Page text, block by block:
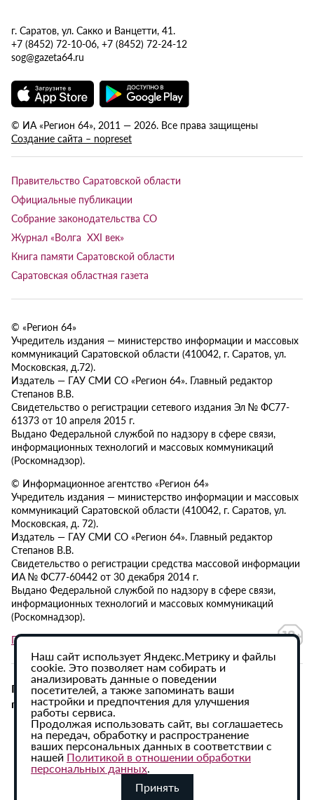
г. Саратов, ул. Сакко и Ванцетти, 41.
+7 (8452) 72-10-06, +7 (8452) 72-24-12
sog@gazeta64.ru
© ИА «Регион 64», 2011 — 2026. Все права защищены
Создание сайта – nopreset
Правительство Саратовской области
Официальные публикации
Собрание законодательства СО
Журнал «Волга XXI век»
Книга памяти Саратовской области
Саратовская областная газета
© «Регион 64»
Учредитель издания — министерство информации и массовых
коммуникаций Саратовской области (410042, г. Саратов, ул.
Московская, д.72).
Издатель — ГАУ СМИ СО «Регион 64». Главный редактор
Степанов В.В.
Свидетельство о регистрации сетевого издания Эл № ФС77-
61373 от 10 апреля 2015 г.
Выдано Федеральной службой по надзору в сфере связи,
информационных технологий и массовых коммуникаций
(Роскомнадзор).
© Информационное агентство «Регион 64»
Учредитель издания — министерство информации и массовых
коммуникаций Саратовской области (410042, г. Саратов, ул.
Московская, д. 72).
Издатель — ГАУ СМИ СО «Регион 64». Главный редактор
Степанов В.В.
Свидетельство о регистрации средства массовой информации
ИА № ФС77-60442 от 30 декабря 2014 г.
Выдано Федеральной службой по надзору в сфере связи,
информационных технологий и массовых коммуникаций
(Роскомнадзор).
Политика в отношении обработки персональных данных
При использовании материалов сайта активная
гиперссылка на ИА «Регион 64» обязательна.
Наш сайт использует Яндекс.Метрику и файлы
cookie. Это позволяет нам собирать и
анализировать данные о поведении
посетителей, а также запоминать ваши
настройки и предпочтения для улучшения
работы сервиса.
Продолжая использовать сайт, вы соглашаетесь
на передач, обработку и распространение
ваших персональных данных в соответствии с
нашей Политикой в отношении обработки
персональных данных.
Принять